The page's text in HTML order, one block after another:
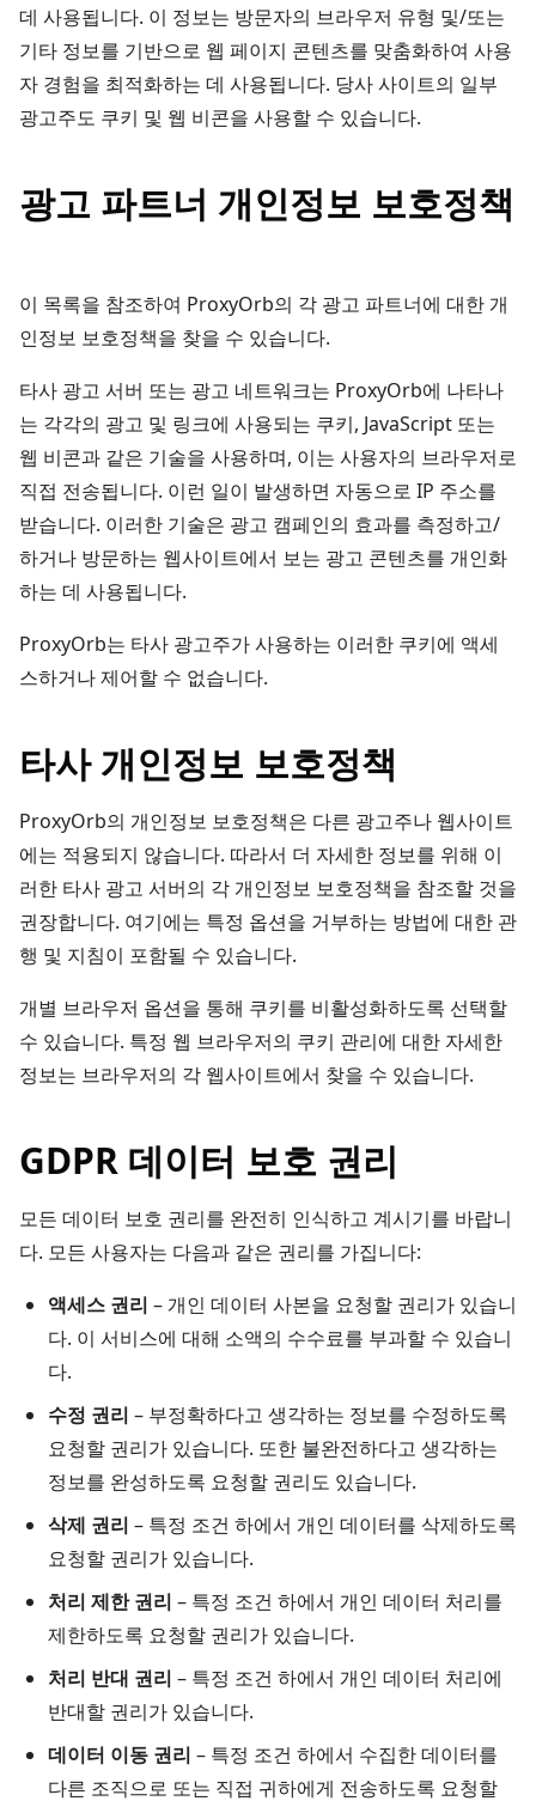
데 사용됩니다. 이 정보는 방문자의 브라우저 유형 및/또는
기타 정보를 기반으로 웹 페이지 콘텐츠를 맞춤화하여 사용
자 경험을 최적화하는 데 사용됩니다. 당사 사이트의 일부
광고주도 쿠키 및 웹 비콘을 사용할 수 있습니다.
광고 파트너 개인정보 보호정책
이 목록을 참조하여 ProxyOrb의 각 광고 파트너에 대한 개
인정보 보호정책을 찾을 수 있습니다.
타사 광고 서버 또는 광고 네트워크는 ProxyOrb에 나타나
는 각각의 광고 및 링크에 사용되는 쿠키, JavaScript 또는
웹 비콘과 같은 기술을 사용하며, 이는 사용자의 브라우저로
직접 전송됩니다. 이런 일이 발생하면 자동으로 IP 주소를
받습니다. 이러한 기술은 광고 캠페인의 효과를 측정하고/
하거나 방문하는 웹사이트에서 보는 광고 콘텐츠를 개인화
하는 데 사용됩니다.
ProxyOrb는 타사 광고주가 사용하는 이러한 쿠키에 액세
스하거나 제어할 수 없습니다.
타사 개인정보 보호정책
ProxyOrb의 개인정보 보호정책은 다른 광고주나 웹사이트
에는 적용되지 않습니다. 따라서 더 자세한 정보를 위해 이
러한 타사 광고 서버의 각 개인정보 보호정책을 참조할 것을
권장합니다. 여기에는 특정 옵션을 거부하는 방법에 대한 관
행 및 지침이 포함될 수 있습니다.
개별 브라우저 옵션을 통해 쿠키를 비활성화하도록 선택할
수 있습니다. 특정 웹 브라우저의 쿠키 관리에 대한 자세한
정보는 브라우저의 각 웹사이트에서 찾을 수 있습니다.
GDPR 데이터 보호 권리
모든 데이터 보호 권리를 완전히 인식하고 계시기를 바랍니
다. 모든 사용자는 다음과 같은 권리를 가집니다:
액세스 권리 – 개인 데이터 사본을 요청할 권리가 있습니
다. 이 서비스에 대해 소액의 수수료를 부과할 수 있습니
다.
수정 권리 – 부정확하다고 생각하는 정보를 수정하도록
요청할 권리가 있습니다. 또한 불완전하다고 생각하는
정보를 완성하도록 요청할 권리도 있습니다.
삭제 권리 – 특정 조건 하에서 개인 데이터를 삭제하도록
요청할 권리가 있습니다.
처리 제한 권리 – 특정 조건 하에서 개인 데이터 처리를
제한하도록 요청할 권리가 있습니다.
처리 반대 권리 – 특정 조건 하에서 개인 데이터 처리에
반대할 권리가 있습니다.
데이터 이동 권리 – 특정 조건 하에서 수집한 데이터를
다른 조직으로 또는 직접 귀하에게 전송하도록 요청할